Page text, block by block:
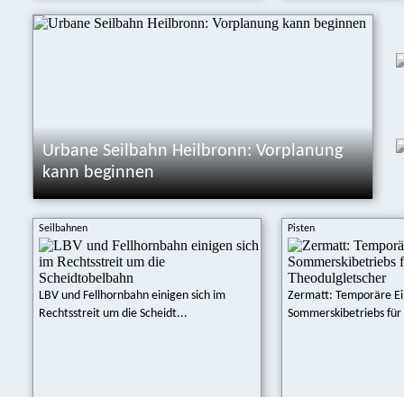
Urbane Seilbahn Heilbronn: Vorplanung
kann beginnen
Seilbahnen
LBV und Fellhornbahn einigen sich im
Rechtsstreit um die Scheidt...
Pisten
Zermatt: Temporäre
Sommerskibetriebs